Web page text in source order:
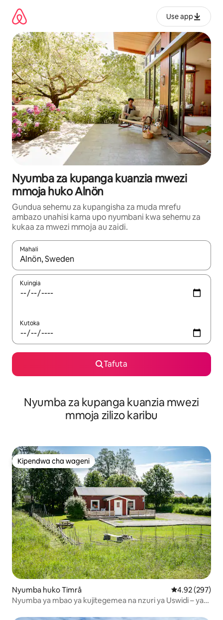
kwenda
kwenye
maudhui
Use app
Nyumba za kupanga kuanzia mwezi
mmoja huko Alnön
Gundua sehemu za kupangisha za muda mrefu
ambazo unahisi kama upo nyumbani kwa sehemu za
kukaa za mwezi mmoja au zaidi.
Mahali
Wakati matokeo yanapatikana, vinjari kwa kutumia vitufe vya
Kuingia
Kutoka
Tafuta
Nyumba za kupanga kuanzia mwezi
mmoja zilizo karibu
Kipendwa cha wageni
Kipendwa cha wageni
Nyumba huko Timrå Ukadiriaji wa
4.92 (297)
Nyumba ya mbao ya kujitegemea na nzuri ya Uswidi – ya